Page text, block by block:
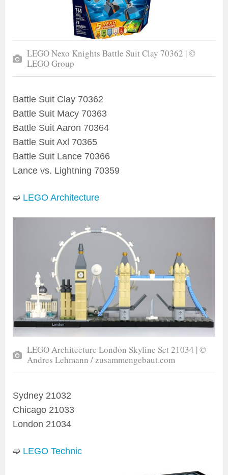
LEGO Nexo Knights Battle Suit Clay 70362 | ©
LEGO Group
Battle Suit Clay 70362
Battle Suit Macy 70363
Battle Suit Aaron 70364
Battle Suit Axl 70365
Battle Suit Lance 70366
Lance vs. Lightning 70359
➫ LEGO Architecture
LEGO Architecture London Skyline Set 21034 | ©
Andres Lehmann / zusammengebaut.com
Sydney 21032
Chicago 21033
London 21034
➫ LEGO Technic